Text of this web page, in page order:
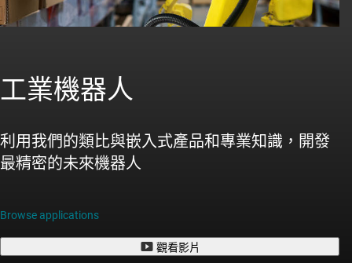
工業機器人
利用我們的類比與嵌入式產品和專業知識，開發
最精密的未來機器人
Browse applications
觀看影片